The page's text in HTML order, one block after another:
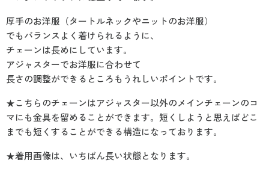
厚手のお洋服（タートルネックやニットのお洋服）
でもバランスよく着けられるように、
チェーンは長めにしています。
アジャスターでお洋服に合わせて
長さの調整ができるところもうれしいポイントです。
★こちらのチェーンはアジャスター以外のメインチェーンのコ
マにも金具を留めることができます。短くしようと思えばどこ
までも短くすることができる構造になっております。
★着用画像は、いちばん長い状態となります。